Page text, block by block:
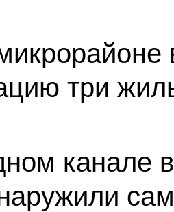
три
канале